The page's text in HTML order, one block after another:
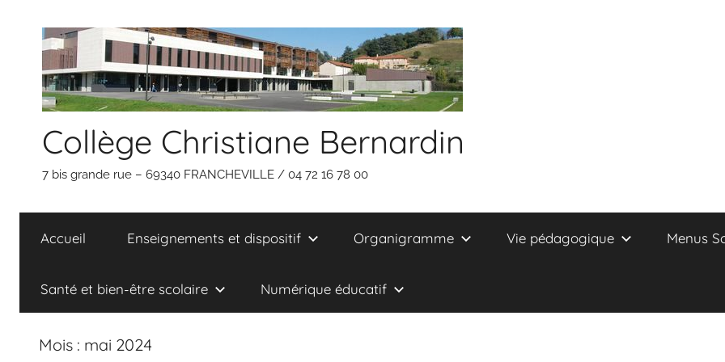
contenu
Collège Christiane Bernardin
7 bis grande rue – 69340 FRANCHEVILLE / 04 72 16 78 00
Accueil Enseignements et dispositif Organigramme Vie pédagogique Menus
Santé et bien-être scolaire Numérique éducatif
Mois : mai 2024